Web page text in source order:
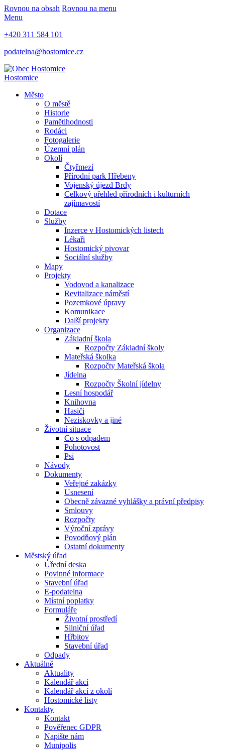
Rovnou na obsah Rovnou na menu
Menu
+420 311 584 101
podatelna@hostomice.cz
Hostomice
Město
O městě
Historie
Pamětihodnosti
Rodáci
Fotogalerie
Územní plán
Okolí
Čtyřmezí
Přírodní park Hřebeny
Vojenský újezd Brdy
Celkový přehled přírodních i kulturních
zajímavostí
Dotace
Služby
Inzerce v Hostomických listech
Lékaři
Hostomický pivovar
Sociální služby
Mapy
Projekty
Vodovod a kanalizace
Revitalizace náměstí
Pozemkové úpravy
Komunikace
Další projekty
Organizace
Základní škola
Rozpočty Základní školy
Mateřská školka
Rozpočty Mateřská škola
Jídelna
Rozpočty Školní jídelny
Lesní hospodář
Knihovna
Hasiči
Neziskovky a jiné
Životní situace
Co s odpadem
Pohotovost
Psi
Návody
Dokumenty
Veřejné zakázky
Usnesení
Obecně závazné vyhlášky a právní předpisy
Smlouvy
Rozpočty
Výroční zprávy
Povodňový plán
Ostatní dokumenty
Městský úřad
Úřední deska
Povinné informace
Stavební úřad
E-podatelna
Místní poplatky
Formuláře
Životní prostředí
Silniční úřad
Hřbitov
Stavební úřad
Odpady
Aktuálně
Aktuality
Kalendář akcí
Kalendář akcí z okolí
Hostomické listy
Kontakty
Kontakt
Pověřenec GDPR
Napište nám
Munipolis